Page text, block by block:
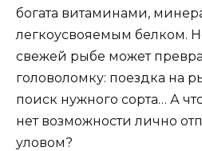
богата витаминами,
легкоусвояемым белком.
свежей рыбе может
головоломку: поездка на
поиск нужного сорта… А
нет возможности лично
уловом?